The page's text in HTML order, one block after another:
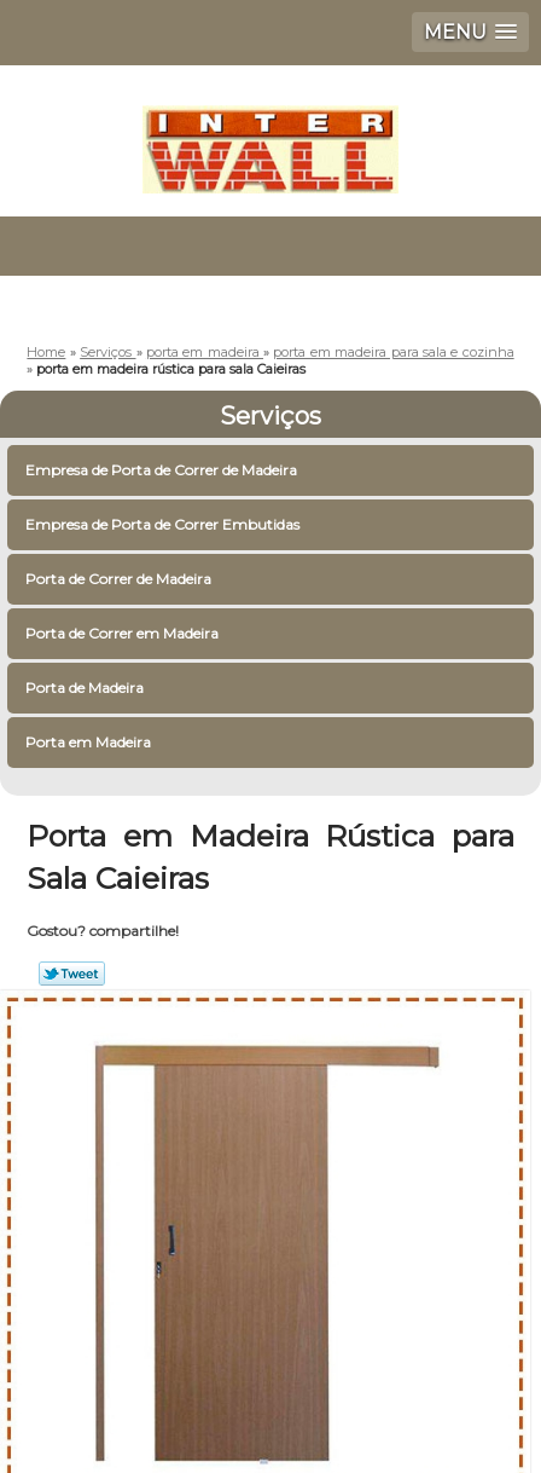
MENU
Home » Serviços » porta em madeira» porta em madeira para sala e cozinha
» porta em madeira rústica para sala Caieiras
Serviços
Empresa de Porta de Correr de Madeira
Empresa de Porta de Correr Embutidas
Porta de Correr de Madeira
Porta de Correr em Madeira
Porta de Madeira
Porta em Madeira
Porta em Madeira Rústica para
Sala Caieiras
Gostou? compartilhe!